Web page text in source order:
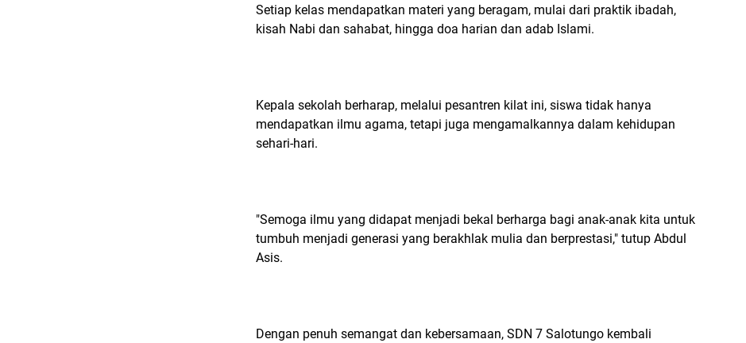
Setiap kelas mendapatkan materi yang beragam, mulai dari praktik ibadah,
kisah Nabi dan sahabat, hingga doa harian dan adab Islami.
Kepala sekolah berharap, melalui pesantren kilat ini, siswa tidak hanya
mendapatkan ilmu agama, tetapi juga mengamalkannya dalam kehidupan
sehari-hari.
"Semoga ilmu yang didapat menjadi bekal berharga bagi anak-anak kita untuk
tumbuh menjadi generasi yang berakhlak mulia dan berprestasi," tutup Abdul
Asis.
Dengan penuh semangat dan kebersamaan, SDN 7 Salotungo kembali